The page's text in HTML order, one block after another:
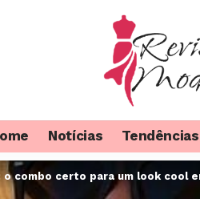
Notícias Tendências
o combo certo para um look cool